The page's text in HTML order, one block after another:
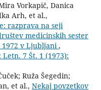
Vorkapič, Danica
Arh, et al.,
razprava na seji
medicinskih sester
1972 v Ljubljani,
7 Št. 1 (1973):
Ruža Šegedin;
et al., Nekaj povzetkov